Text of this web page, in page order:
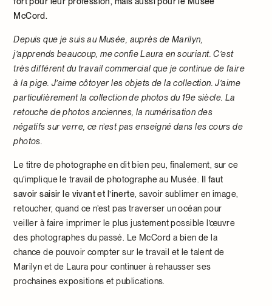
McCord.
Depuis que je suis au Musée, auprès de Marilyn,
j’apprends beaucoup, me confie Laura en souriant. C’est
très différent du travail commercial que je continue de faire
à la pige. J’aime côtoyer les objets de la collection. J’aime
particulièrement la collection de photos du 19e siècle. La
retouche de photos anciennes, la numérisation des
négatifs sur verre, ce n’est pas enseigné dans les cours de
photos.
Le titre de photographe en dit bien peu, finalement, sur ce
qu’implique le travail de photographe au Musée.
Il faut
savoir saisir le vivant et l’inerte, savoir sublimer en image,
retoucher, quand ce n’est pas traverser un océan pour
veiller à faire imprimer le plus justement possible l’œuvre
des photographes du passé. Le McCord a bien de la
chance de pouvoir compter sur le travail et le talent de
Marilyn et de Laura pour continuer à rehausser ses
prochaines expositions et publications.